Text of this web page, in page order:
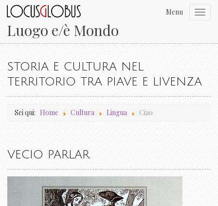
Luogo e/è Mondo
Menu
STORIA E CULTURA NEL
TERRITORIO TRA PIAVE E LIVENZA
Sei qui: Home Cultura Lingua Ciao
VECIO PARLAR